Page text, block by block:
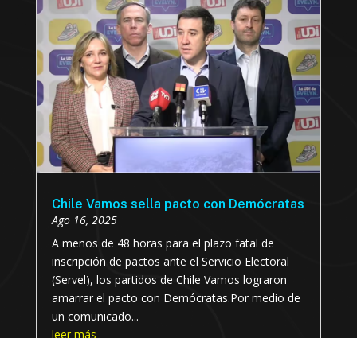
Chile Vamos sella pacto con Demócratas
Ago 16, 2025
A menos de 48 horas para el plazo fatal de
inscripción de pactos ante el Servicio Electoral
(Servel), los partidos de Chile Vamos lograron
amarrar el pacto con Demócratas.Por medio de
un comunicado...
leer más